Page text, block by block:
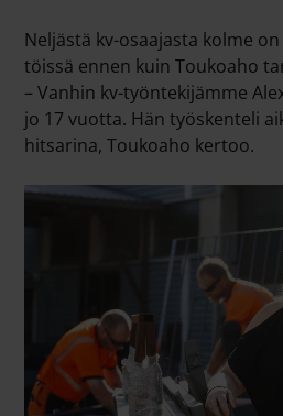
Neljästä kv-osaajasta kolme
töissä ennen kuin Toukoaho
– Vanhin kv-työntekijämme
jo 17 vuotta. Hän työskenteli
hitsarina, Toukoaho kertoo.